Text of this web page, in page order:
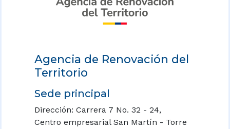
Agencia de Renovación del
Territorio
Sede principal
Dirección: Carrera 7 No. 32 - 24,
Centro empresarial San Martín - Torre